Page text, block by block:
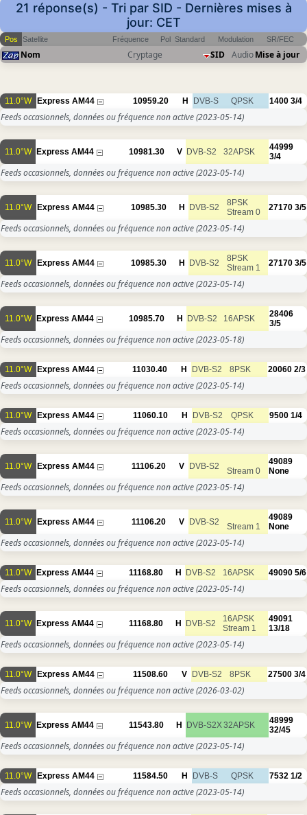
21 réponse(s) - Tri par SID - Dernières mises à
jour: CET
Pos Satellite Fréquence Pol Standard Modulation SR/FEC
Nom Cryptage SID AudioMise à jour
11.0°W Express AM44 10959.20 H DVB-S QPSK 1400 3/4
Feeds occasionnels, données ou fréquence non active(2023-05-14)
11.0°W Express AM44 10981.30 V DVB-S2 32APSK
44999
3/4
Feeds occasionnels, données ou fréquence non active(2023-05-14)
11.0°W Express AM44 10985.30 H DVB-S2
8PSK
Stream 0
27170 3/5
Feeds occasionnels, données ou fréquence non active(2023-05-14)
11.0°W Express AM44 10985.30 H DVB-S2
8PSK
Stream 1
27170 3/5
Feeds occasionnels, données ou fréquence non active(2023-05-14)
11.0°W Express AM44 10985.70 H DVB-S2 16APSK
28406
3/5
Feeds occasionnels, données ou fréquence non active(2023-05-18)
11.0°W Express AM44 11030.40 H DVB-S2 8PSK 20060 2/3
Feeds occasionnels, données ou fréquence non active(2023-05-14)
11.0°W Express AM44 11060.10 H DVB-S2 QPSK 9500 1/4
Feeds occasionnels, données ou fréquence non active(2023-05-14)
11.0°W Express AM44 11106.20 V DVB-S2 Stream 0
49089
None
Feeds occasionnels, données ou fréquence non active(2023-05-14)
11.0°W Express AM44 11106.20 V DVB-S2 Stream 1
49089
None
Feeds occasionnels, données ou fréquence non active(2023-05-14)
11.0°W Express AM44 11168.80 H DVB-S2 16APSK 49090 5/6
Feeds occasionnels, données ou fréquence non active(2023-05-14)
11.0°W Express AM44 11168.80 H DVB-S2
16APSK
Stream 1
49091
13/18
Feeds occasionnels, données ou fréquence non active(2023-05-14)
11.0°W Express AM44 11508.60 V DVB-S2 8PSK 27500 3/4
Feeds occasionnels, données ou fréquence non active(2026-03-02)
11.0°W Express AM44 11543.80 H DVB-S2X32APSK
48999
32/45
Feeds occasionnels, données ou fréquence non active(2023-05-14)
11.0°W Express AM44 11584.50 H DVB-S QPSK 7532 1/2
Feeds occasionnels, données ou fréquence non active(2023-05-14)